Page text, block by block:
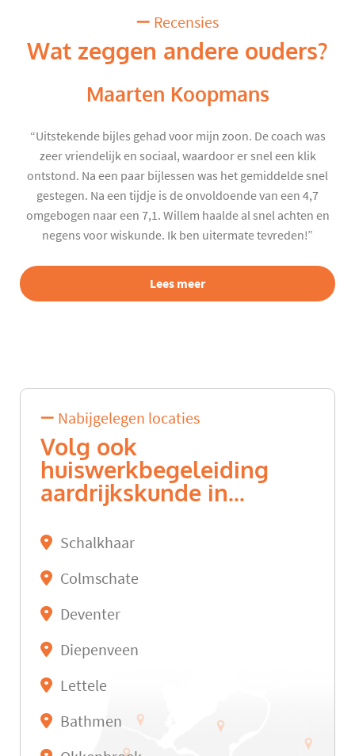
Recensies
Wat zeggen andere ouders?
Maarten Koopmans
“Uitstekende bijles gehad voor mijn zoon. De coach was
zeer vriendelijk en sociaal, waardoor er snel een klik
ontstond. Na een paar bijlessen was het gemiddelde snel
gestegen. Na een tijdje is de onvoldoende van een 4,7
omgebogen naar een 7,1. Willem haalde al snel achten en
negens voor wiskunde. Ik ben uitermate tevreden!”
Lees meer
Nabijgelegen locaties
Volg ook
huiswerkbegeleiding
aardrijkskunde in...
Schalkhaar
Colmschate
Deventer
Diepenveen
Lettele
Bathmen